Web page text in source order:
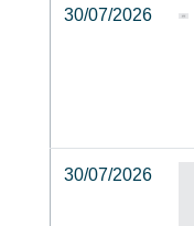
30/07/2026
30/07/2026